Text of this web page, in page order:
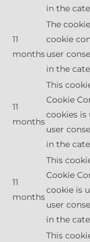
in the
11
months
The
cookie
user
in the
11
months
This
Cookie
cookies is
user
in the
11
months
This
Cookie
cookie is
user
in the
This